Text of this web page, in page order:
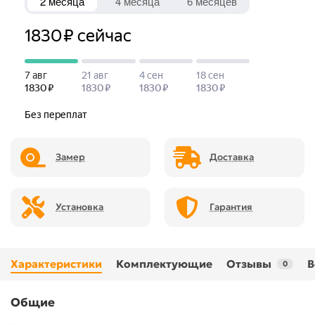
Замер Доставка
Установка Гарантия
Характеристики Комплектующие Отзывы 0
Общие